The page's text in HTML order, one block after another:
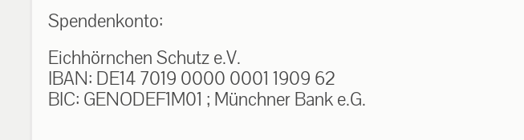
Spendenkonto:
Eichhörnchen Schutz e.V.
IBAN: DE14 7019 0000 0001 1909 62
BIC: GENODEF1M01 ; Münchner Bank e.G.